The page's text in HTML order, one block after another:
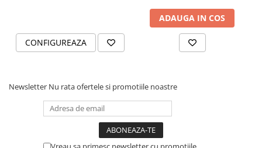
CONFIGUREAZA
ADAUGA IN COS
Newsletter Nu rata ofertele si promotiile noastre